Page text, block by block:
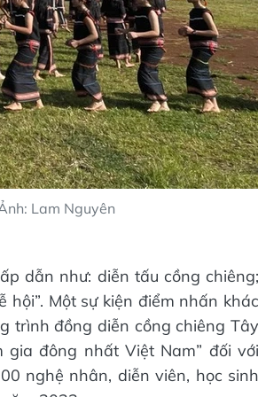
Lam Nguyên
dẫn như: diễn tấu cồng chiêng;
hội”. Một sự kiện điểm nhấn khác
trình đồng diễn cồng chiêng Tây
đông nhất Việt Nam” đối với
nghệ nhân, diễn viên, học sinh